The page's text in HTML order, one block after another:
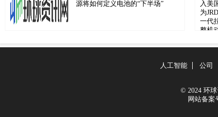
源将如何定义电池的“下半场”
人工智能 公司
© 2024 环球
网站备案